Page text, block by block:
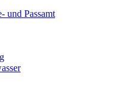
und Passamt